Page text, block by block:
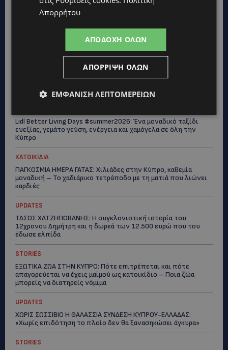
Η Peugeot είναι ο επίσημος συνεργάτης του Φεστιβάλ
Κινηματογράφου της Βενετίας
Lidl Better Living Days #summer2026: Ένα μοναδικό ταξίδι
ευεξίας, γεμάτο γεύση, ενέργεια και χαμόγελα σε όλη την
Κύπρο
ΚΑΤΟΙΚΙΔΙΑ
ΠΑΓΚΟΣΜΙΑ ΗΜΕΡΑ ΓΑΤΑΣ: Χιλιάδες στην Κύπρο, καθεμία
μοναδική – Το χαδιάρικο τετράποδο με τη ματιά που λιώνει
καρδιές
UPDATES
ΤΑΣΟΣ ΧΑΤΖΗΓΙΟΒΑΝΗΣ: Η συγκλονιστική ιστορία του
12χρονου Δημήτρη και η δωρεά των 12.500 ευρώ που του
έδωσε ελπίδα
STORIES
ΕΞΩΤΙΚΑ ΖΩΑ ΣΤΗΝ ΚΥΠΡΟ: Πότε επιτρέπεται και πότε
απαγορεύεται να έχεις μαϊμού ως κατοικίδιο – Ποια ζώα
μπορείς να διατηρείς νόμιμα
UPDATES
ΧΩΡΙΣ ΣΩΣΣΙΒΙΟ Η ΘΑΛΑΣΣΙΑ ΣΥΝΔΕΣΗ ΚΥΠΡΟΥ-ΕΛΛΑΔΑΣ:
«Χωρίς επιδότηση το πλοίο δεν θα ξανασηκώσει άγκυρα»
STORIES
Απορρήτου
ΑΠΟΔΟΧΉ ΌΛΩΝ
ΑΠΌΡΡΙΨΗ ΌΛΩΝ
ΕΜΦΆΝΙΣΗ ΛΕΠΤΟΜΕΡΕΙΏΝ